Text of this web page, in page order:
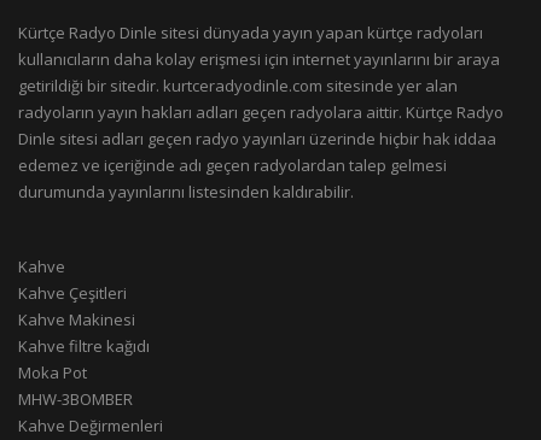
Kürtçe Radyo Dinle sitesi dünyada yayın yapan kürtçe radyoları
kullanıcıların daha kolay erişmesi için internet yayınlarını bir araya
getirildiği bir sitedir. kurtceradyodinle.com sitesinde yer alan
radyoların yayın hakları adları geçen radyolara aittir. Kürtçe Radyo
Dinle sitesi adları geçen radyo yayınları üzerinde hiçbir hak iddaa
edemez ve içeriğinde adı geçen radyolardan talep gelmesi
durumunda yayınlarını listesinden kaldırabilir.
Kahve
Kahve Çeşitleri
Kahve Makinesi
Kahve filtre kağıdı
Moka Pot
MHW-3BOMBER
Kahve Değirmenleri